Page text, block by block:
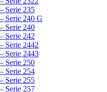
Serie 235
Serie 240 G
Serie 240
Serie 242
Serie 2442
Serie 2443
Serie 250
Serie 254
Serie 255
Serie 257